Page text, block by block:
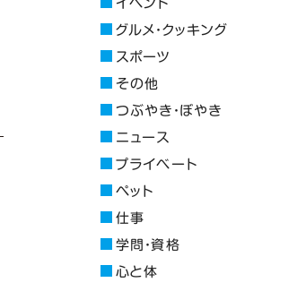
イベント
グルメ・クッキング
スポーツ
その他
つぶやき・ぼやき
ニュース
プライベート
ペット
仕事
学問・資格
心と体